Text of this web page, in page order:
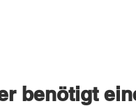
benötigt